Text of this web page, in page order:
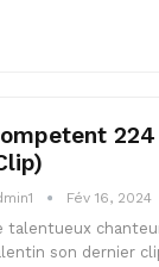
Fév 16, 2024
talentueux
son dernier